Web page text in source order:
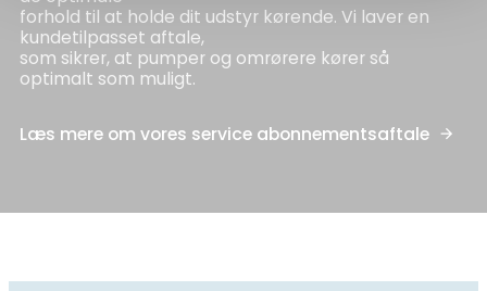
forhold til at holde dit udstyr kørende. Vi laver en
kundetilpasset aftale,
som sikrer, at pumper og omrørere kører så
optimalt som muligt.
Læs mere om vores service abonnementsaftale